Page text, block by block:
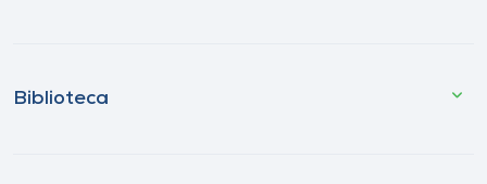
Biblioteca